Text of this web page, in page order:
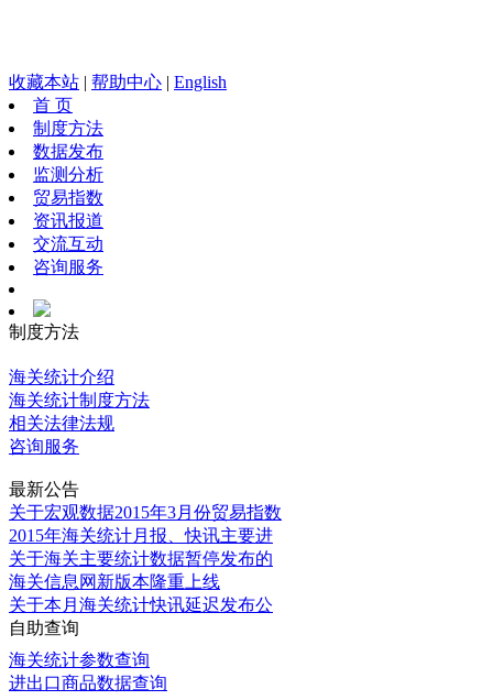
收藏本站 | 帮助中心 | English
首 页
制度方法
数据发布
监测分析
贸易指数
资讯报道
交流互动
咨询服务
制度方法
海关统计介绍
海关统计制度方法
相关法律法规
咨询服务
最新公告
关于宏观数据2015年3月份贸易指数
2015年海关统计月报、快讯主要进
关于海关主要统计数据暂停发布的
海关信息网新版本隆重上线
关于本月海关统计快讯延迟发布公
自助查询
海关统计参数查询
进出口商品数据查询